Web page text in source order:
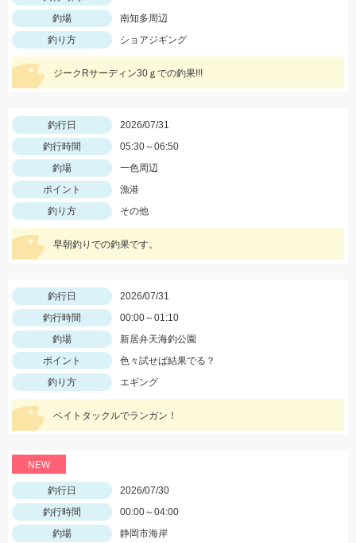
釣場
南知多周辺
釣り方
ショアジギング
ジークRサーディン30ｇでの釣果!!!
釣行日
2026/07/31
釣行時間
05:30～06:50
釣場
一色周辺
ポイント
漁港
釣り方
その他
早朝釣りでの釣果です。
釣行日
2026/07/31
釣行時間
00:00～01:10
釣場
新居弁天海釣公園
ポイント
色々試せば結果でる？
釣り方
エギング
ベイトタックルでランガン！
NEW
釣行日
2026/07/30
釣行時間
00:00～04:00
釣場
静岡市海岸